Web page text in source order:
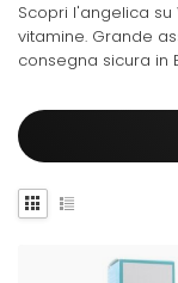
Scopri l'angelica su
vitamine. Grande
consegna sicura in